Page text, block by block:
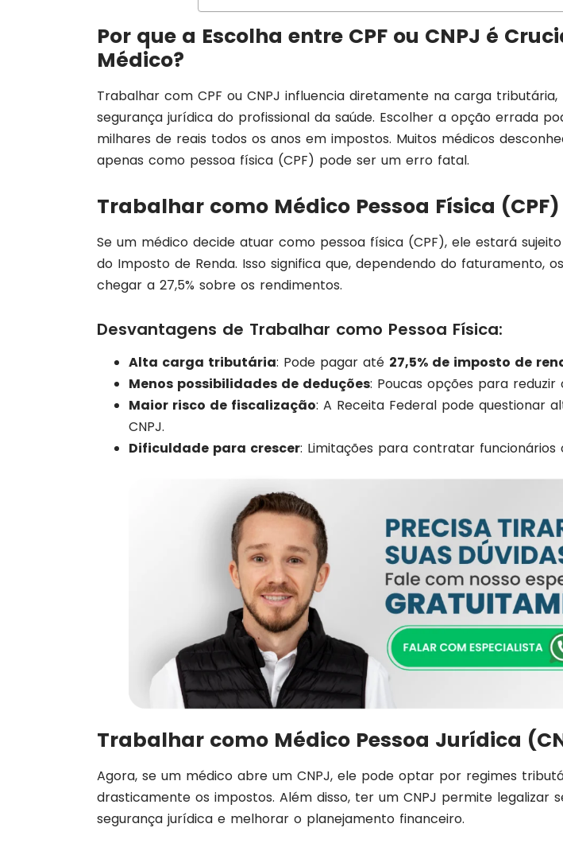
Por que a Escolha entre CPF ou CNPJ é
Médico?
Trabalhar com CPF ou CNPJ influencia diretamente na carga
segurança jurídica do profissional da saúde. Escolher a opção errada
milhares de reais todos os anos em impostos. Muitos médicos
apenas como pessoa física (CPF) pode ser um erro fatal.
Trabalhar como Médico Pessoa Física (CPF)
Se um médico decide atuar como pessoa física (CPF), ele estará
do Imposto de Renda. Isso significa que, dependendo do faturamento,
chegar a 27,5% sobre os rendimentos.
Desvantagens de Trabalhar como Pessoa Física:
Alta carga tributária: Pode pagar até 27,5% de imposto de
Menos possibilidades de deduções: Poucas opções para reduzir
Maior risco de fiscalização: A Receita Federal pode questionar
CNPJ.
Dificuldade para crescer: Limitações para contratar funcionários
Trabalhar como Médico Pessoa Jurídica
Agora, se um médico abre um CNPJ, ele pode optar por regimes
drasticamente os impostos. Além disso, ter um CNPJ permite legalizar
segurança jurídica e melhorar o planejamento financeiro.